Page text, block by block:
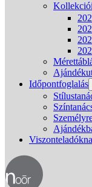
Időpontfoglalás